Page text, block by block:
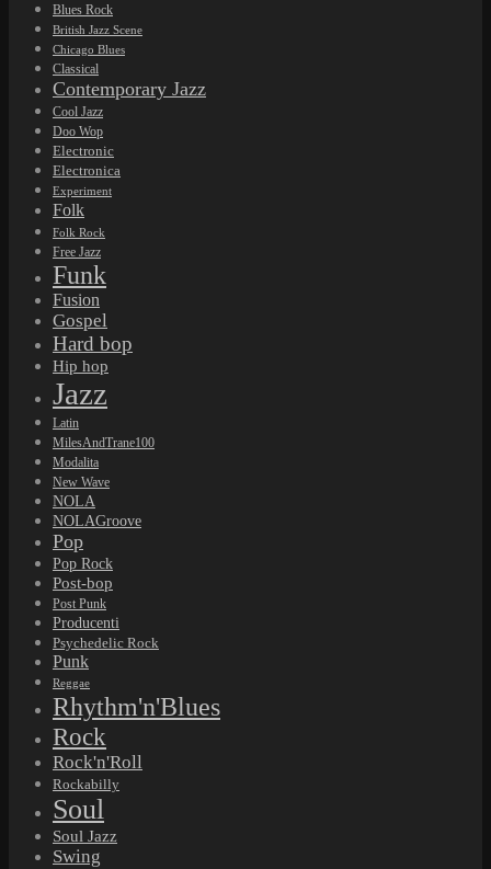
Blues Rock
British Jazz Scene
Chicago Blues
Classical
Contemporary Jazz
Cool Jazz
Doo Wop
Electronic
Electronica
Experiment
Folk
Folk Rock
Free Jazz
Funk
Fusion
Gospel
Hard bop
Hip hop
Jazz
Latin
MilesAndTrane100
Modalita
New Wave
NOLA
NOLAGroove
Pop
Pop Rock
Post-bop
Post Punk
Producenti
Psychedelic Rock
Punk
Reggae
Rhythm'n'Blues
Rock
Rock'n'Roll
Rockabilly
Soul
Soul Jazz
Swing